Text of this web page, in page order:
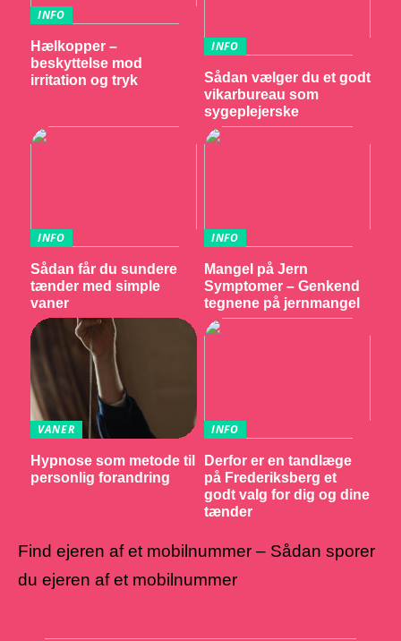
INFO
Hælkopper –
beskyttelse mod
irritation og tryk
INFO
Sådan vælger du et godt
vikarbureau som
sygeplejerske
INFO
Sådan får du sundere
tænder med simple
vaner
INFO
Mangel på Jern
Symptomer – Genkend
tegnene på jernmangel
VANER
Hypnose som metode til
personlig forandring
INFO
Derfor er en tandlæge
på Frederiksberg et
godt valg for dig og dine
tænder
Find ejeren af et mobilnummer – Sådan sporer
du ejeren af et mobilnummer